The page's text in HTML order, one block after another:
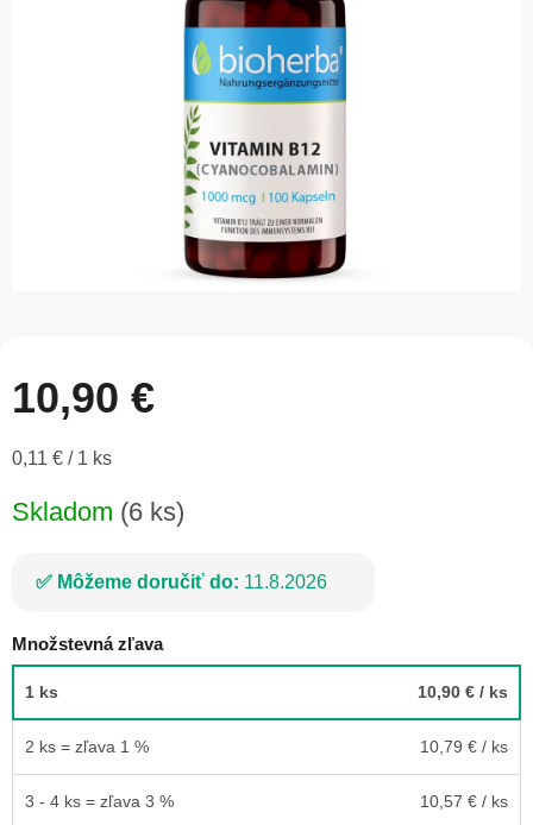
hviezdičiek.
10,90 €
Jednotková
0,11 € / 1 ks
Skladom (6 ks)
Môžeme doručiť do: 11.8.2026
Množstevná zľava
1 ks 10,90 € / ks
2 ks = zľava 1 % 10,79 € / ks
3 - 4 ks = zľava 3 % 10,57 € / ks